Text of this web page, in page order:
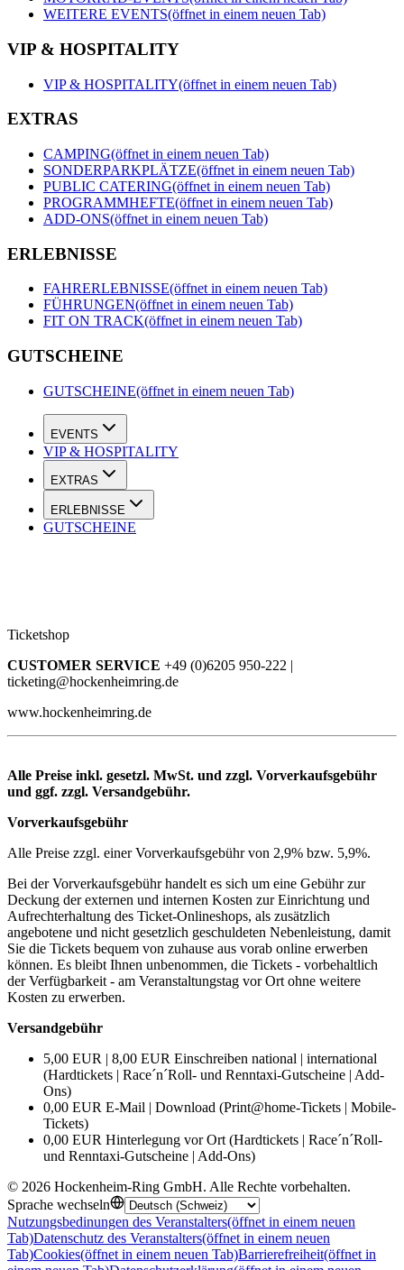
WEITERE EVENTS(öffnet in einem neuen Tab)
VIP & HOSPITALITY
VIP & HOSPITALITY(öffnet in einem neuen Tab)
EXTRAS
CAMPING(öffnet in einem neuen Tab)
SONDERPARKPLÄTZE(öffnet in einem neuen Tab)
PUBLIC CATERING(öffnet in einem neuen Tab)
PROGRAMMHEFTE(öffnet in einem neuen Tab)
ADD-ONS(öffnet in einem neuen Tab)
ERLEBNISSE
FAHRERLEBNISSE(öffnet in einem neuen Tab)
FÜHRUNGEN(öffnet in einem neuen Tab)
FIT ON TRACK(öffnet in einem neuen Tab)
GUTSCHEINE
GUTSCHEINE(öffnet in einem neuen Tab)
EVENTS
VIP & HOSPITALITY
EXTRAS
ERLEBNISSE
GUTSCHEINE
Ticketshop
CUSTOMER SERVICE +49 (0)6205 950-222 |
ticketing@hockenheimring.de
www.hockenheimring.de
Alle Preise inkl. gesetzl. MwSt. und zzgl. Vorverkaufsgebühr
und ggf. zzgl. Versandgebühr.
Vorverkaufsgebühr
Alle Preise zzgl. einer Vorverkaufsgebühr von 2,9% bzw. 5,9%.
Bei der Vorverkaufsgebühr handelt es sich um eine Gebühr zur
Deckung der externen und internen Kosten zur Einrichtung und
Aufrechterhaltung des Ticket-Onlineshops, als zusätzlich
angebotene und nicht gesetzlich geschuldeten Nebenleistung, damit
Sie die Tickets bequem von zuhause aus vorab online erwerben
können. Es bleibt Ihnen unbenommen, die Tickets - vorbehaltlich
der Verfügbarkeit - am Veranstaltungstag vor Ort ohne weitere
Kosten zu erwerben.
Versandgebühr
5,00 EUR | 8,00 EUR Einschreiben national | international
(Hardtickets | Race´n´Roll- und Renntaxi-Gutscheine | Add-
Ons)
0,00 EUR E-Mail | Download (Print@home-Tickets | Mobile-
Tickets)
0,00 EUR Hinterlegung vor Ort (Hardtickets | Race´n´Roll-
und Renntaxi-Gutscheine | Add-Ons)
© 2026 Hockenheim-Ring GmbH. Alle Rechte vorbehalten.
Sprache wechseln
Nutzungsbedinungen des Veranstalters(öffnet in einem neuen
Tab)Datenschutz des Veranstalters(öffnet in einem neuen
Tab)Cookies(öffnet in einem neuen Tab)Barrierefreiheit(öffnet in